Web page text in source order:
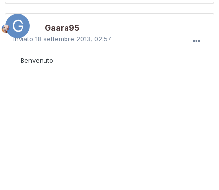
Gaara95
Inviato 18 settembre 2013, 02:57
Benvenuto